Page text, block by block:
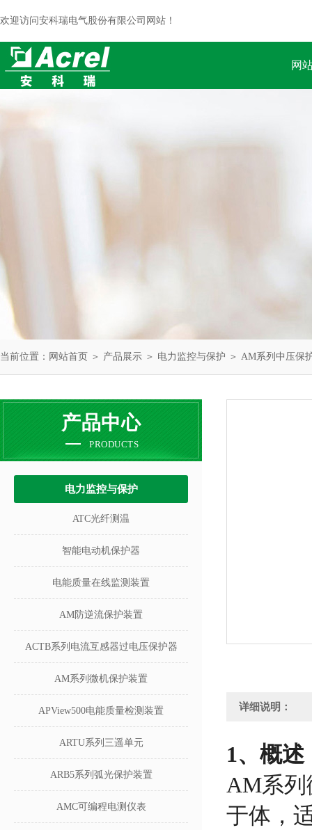
欢迎访问安科瑞电气股份有限公司网站！
网
当前位置： 网站首页 ＞ 产品展示 ＞ 电力监控与保护 ＞ AM系列中压保
产品中心
PRODUCTS
电力监控与保护
ATC光纤测温
智能电动机保护器
电能质量在线监测装置
AM防逆流保护装置
ACTB系列电流互感器过电压保护器
AM系列微机保护装置
APView500电能质量检测装置
ARTU系列三遥单元
ARB5系列弧光保护装置
AMC可编程电测仪表
详细说明：
1、概述
AM系
于体，